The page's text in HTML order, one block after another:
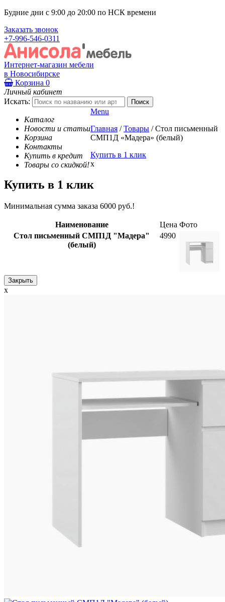
Будние дни с 9:00 до 20:00 по НСК времени
Заказать звонок
+7-996-546-0311
Интернет-магазин мебели
в Новосибирске
Корзина 0
Личный кабинет
Искать:
Каталог
Новости и статьи
Корзина
Контакты
Купить в кредит
Товары со скидкой!
Menu
Главная / Товары / Стол письменный
СМП1Д «Мадера» (белый)
Купить в 1 клик
x
Купить в 1 клик
Минимальная сумма заказа 6000 руб.!
Наименование Цена Фото
Стол письменный СМП1Д "Мадера"
(белый)
4990
Закрыть
x